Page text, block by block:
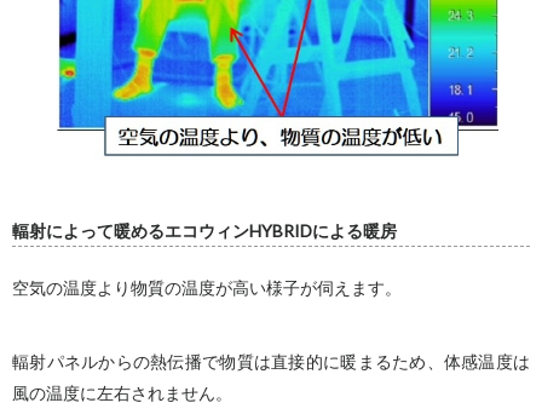
輻射によって暖めるエコウィンHYBRIDによる暖房
空気の温度より物質の温度が高い様子が伺えます。
輻射パネルからの熱伝播で物質は直接的に暖まるため、体感温度は
風の温度に左右されません。